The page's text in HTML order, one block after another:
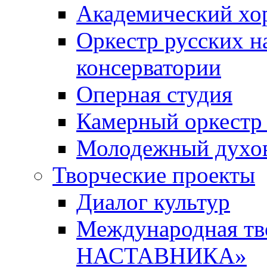
Академический
Оркестр русских
консерватории
Оперная студия
Камерный оркестр
Молодежный
Творческие проекты
Диалог культур
Международная
НАСТАВНИКА»